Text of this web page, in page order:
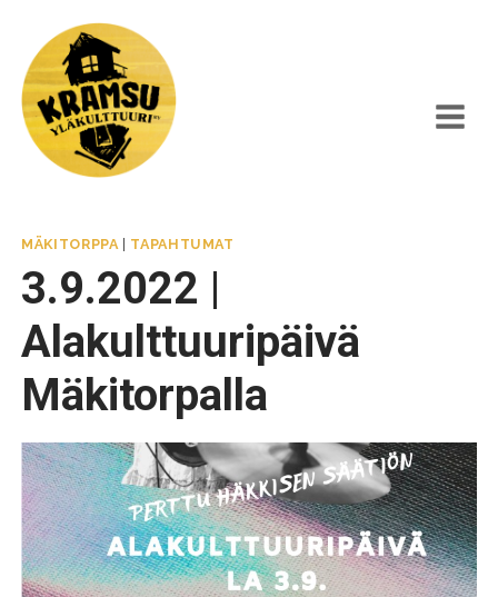
sisältöön
MÄKITORPPA| TAPAHTUMAT
3.9.2022 |
Alakulttuuripäivä
Mäkitorpalla